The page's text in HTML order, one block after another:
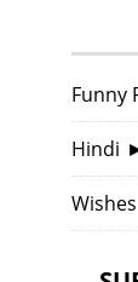
Funny
Hindi
Wishes